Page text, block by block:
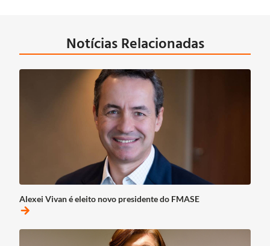
Notícias Relacionadas
Alexei Vivan é eleito novo presidente do FMASE
arrow_forward